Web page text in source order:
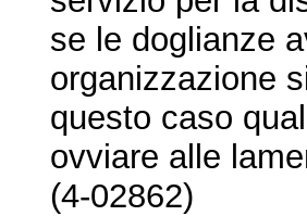
se le doglianze
organizzazione
questo caso
ovviare alle
(4-02862)